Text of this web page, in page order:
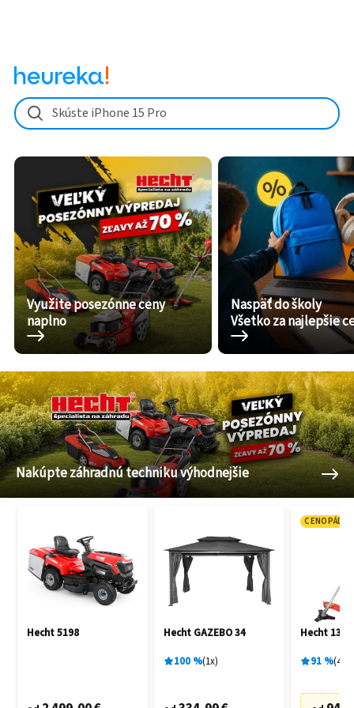
Skúste iPhone 15 Pro
Využite posezónne ceny
naplno
Naspäť do školy
Všetko za najlepšie
Nakúpte záhradnú techniku výhodnejšie
Hecht 5198
Hecht GAZEBO 34
100% 1x
CENOPÁD
Hecht 135
91% 48